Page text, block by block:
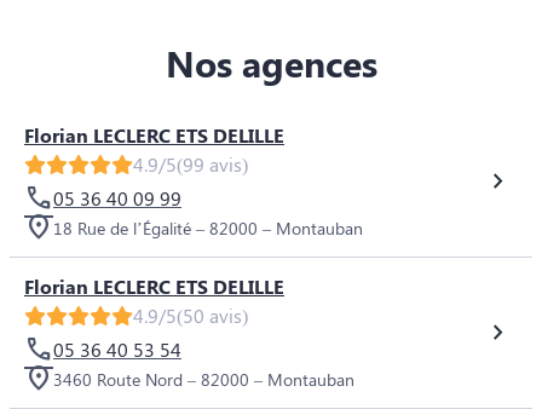
Nos agences
Florian LECLERC ETS DELILLE
4.9/5(99 avis)
05 36 40 09 99
18 Rue de l’Égalité – 82000 – Montauban
Florian LECLERC ETS DELILLE
4.9/5(50 avis)
05 36 40 53 54
3460 Route Nord – 82000 – Montauban